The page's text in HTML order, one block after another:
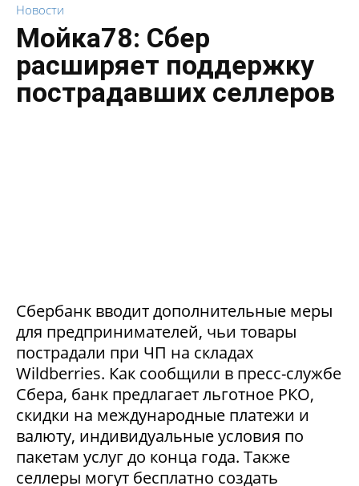
Новости
Мойка78: Сбер
расширяет поддержку
пострадавших селлеров
Сбербанк вводит дополнительные меры
для предпринимателей, чьи товары
пострадали при ЧП на складах
Wildberries. Как сообщили в пресс-службе
Сбера, банк предлагает льготное РКО,
скидки на международные платежи и
валюту, индивидуальные условия по
пакетам услуг до конца года. Также
селлеры могут бесплатно создать